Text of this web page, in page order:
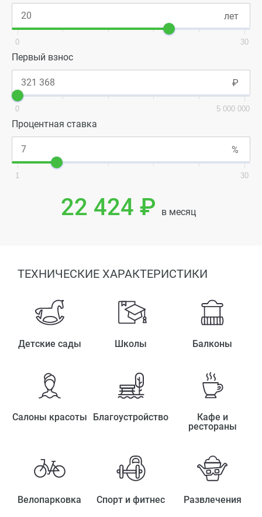
0 30
Первый взнос
0 5 000 000
Процентная ставка
1 30
22 424 ₽ в месяц
ТЕХНИЧЕСКИЕ ХАРАКТЕРИСТИКИ
Детские сады Школы Балконы
Салоны красоты Благоустройство
Кафе и
рестораны
Велопарковка Спорт и фитнес Развлечения